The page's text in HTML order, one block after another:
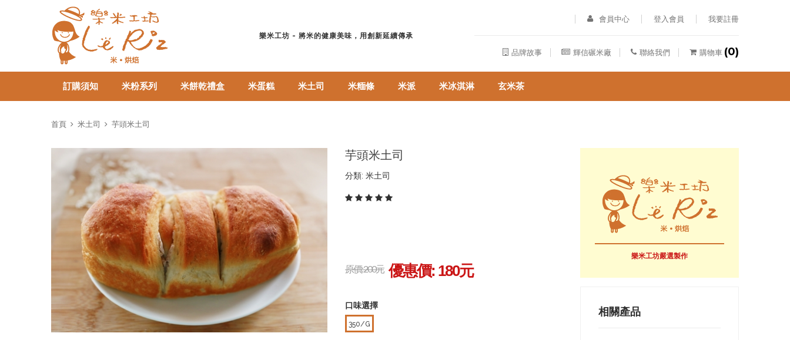
樂米工坊 - 將米的健康美味，用創新延續傳承
會員中心 登入會員 我要註冊
品牌故事 輝信碾米廠 聯絡我們 購物車 (0)
訂購須知 米粉系列 米餅乾禮盒 米蛋糕 米土司 米糆條 米派 米冰淇淋 玄米茶
首頁 米土司 芋頭米土司
芋頭米土司
分類: 米土司
原價: 200元 優惠價: 180元
口味選擇
350/G
樂米工坊嚴選製作
相關產品